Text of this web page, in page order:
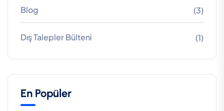
Blog (3)
Dış Talepler Bülteni (1)
En Popüler